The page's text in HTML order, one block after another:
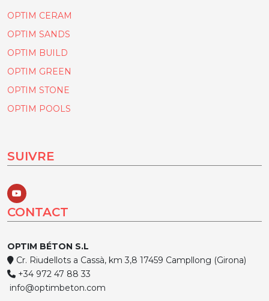
OPTIM CERAM
OPTIM SANDS
OPTIM BUILD
OPTIM GREEN
OPTIM STONE
OPTIM POOLS
SUIVRE
CONTACT
OPTIM BÉTON S.L
Cr. Riudellots a Cassà, km 3,8 17459 Campllong (Girona)
+34 972 47 88 33
info@optimbeton.com